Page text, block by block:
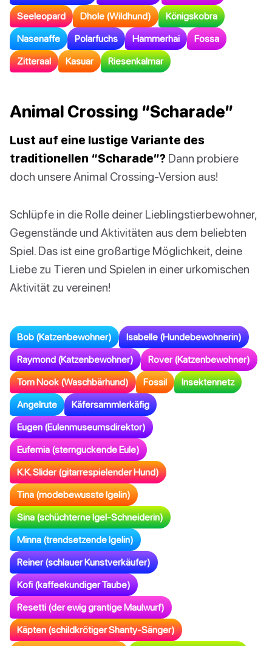
Seeleopard Dhole (Wildhund) Königskobra
Nasenaffe Polarfuchs Hammerhai Fossa
Zitteraal Kasuar Riesenkalmar
Animal Crossing “Scharade”
Lust auf eine lustige Variante des
traditionellen “Scharade”? Dann probiere
doch unsere Animal Crossing-Version aus!
Schlüpfe in die Rolle deiner Lieblingstierbewohner,
Gegenstände und Aktivitäten aus dem beliebten
Spiel. Das ist eine großartige Möglichkeit, deine
Liebe zu Tieren und Spielen in einer urkomischen
Aktivität zu vereinen!
Bob (Katzenbewohner) Isabelle (Hundebewohnerin)
Raymond (Katzenbewohner) Rover (Katzenbewohner)
Tom Nook (Waschbärhund) Fossil Insektennetz
Angelrute Käfersammlerkäfig
Eugen (Eulenmuseumsdirektor)
Eufemia (sternguckende Eule)
K.K. Slider (gitarrespielender Hund)
Tina (modebewusste Igelin)
Sina (schüchterne Igel-Schneiderin)
Minna (trendsetzende Igelin)
Reiner (schlauer Kunstverkäufer)
Kofi (kaffeekundiger Taube)
Resetti (der ewig grantige Maulwurf)
Käpten (schildkrötiger Shanty-Sänger)